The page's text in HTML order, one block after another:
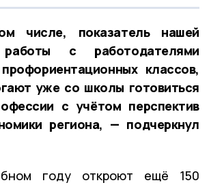
числе, показатель нашей
работы с работодателями
классов,
уже со школы готовиться
с учётом перспектив
региона, — подчеркнул
году откроют ещё 150